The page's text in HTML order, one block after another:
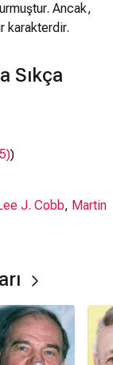
Ancak,
karakterdir.
Sıkça
)
J. Cobb, Martin